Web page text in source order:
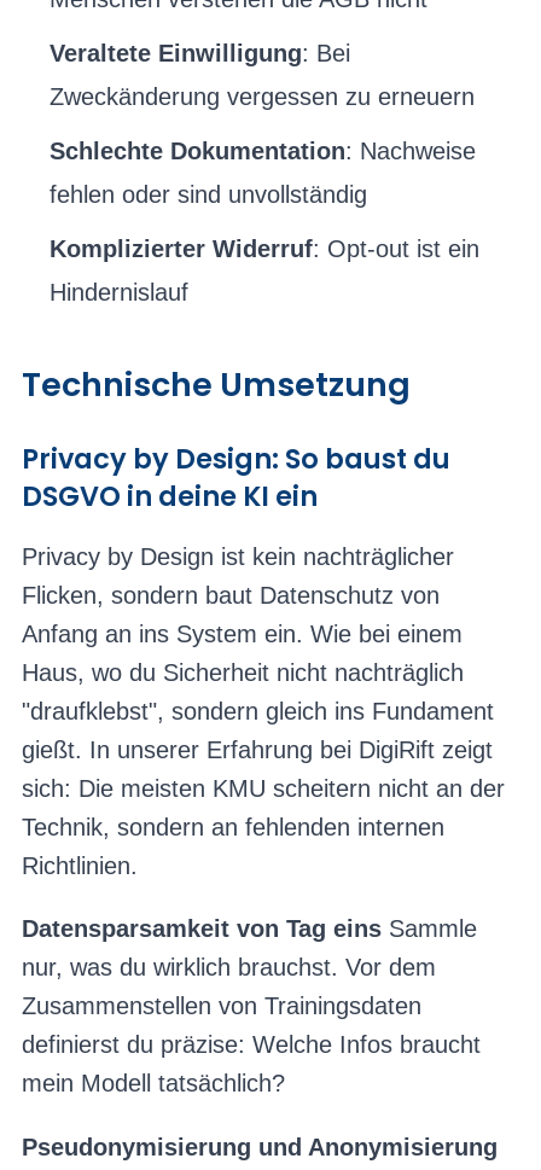
Veraltete Einwilligung: Bei
Zweckänderung vergessen zu erneuern
Schlechte Dokumentation: Nachweise
fehlen oder sind unvollständig
Komplizierter Widerruf: Opt-out ist ein
Hindernislauf
Technische Umsetzung
Privacy by Design: So baust du
DSGVO in deine KI ein
Privacy by Design ist kein nachträglicher
Flicken, sondern baut Datenschutz von
Anfang an ins System ein. Wie bei einem
Haus, wo du Sicherheit nicht nachträglich
"draufklebst", sondern gleich ins Fundament
gießt. In unserer Erfahrung bei DigiRift zeigt
sich: Die meisten KMU scheitern nicht an der
Technik, sondern an fehlenden internen
Richtlinien.
Datensparsamkeit von Tag eins Sammle
nur, was du wirklich brauchst. Vor dem
Zusammenstellen von Trainingsdaten
definierst du präzise: Welche Infos braucht
mein Modell tatsächlich?
Pseudonymisierung und Anonymisierung